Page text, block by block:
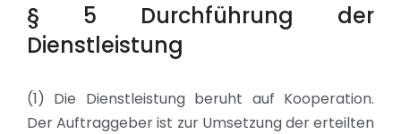
§ 5 Durchführung der
Dienstleistung
(1) Die Dienstleistung beruht auf Kooperation.
Der Auftraggeber ist zur Umsetzung der erteilten